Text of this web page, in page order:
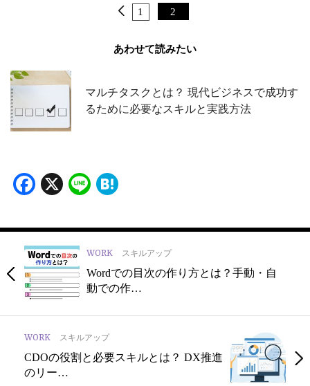
1 2
あわせて読みたい
マルチタスクとは？ 現代ビジネスで成功す
るために必要なスキルと実践方法
Facebook
X Line
WORK スキルアップ
Wordでの目次の作り方とは？手動・自
動での作…
WORK スキルアップ
CDOの役割と必要スキルとは？ DX推進
のリー…